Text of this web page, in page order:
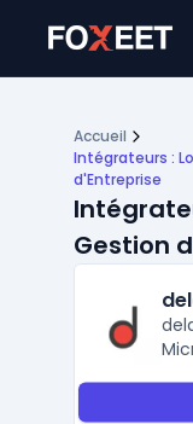
Accueil
Intégrateurs :
d'Entreprise
Gestion